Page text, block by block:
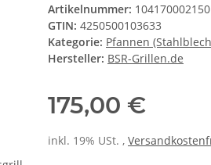
Artikelnummer: 104170002150
GTIN: 4250500103633
Kategorie: Pfannen
Hersteller: BSR-Grillen.de
175,00 €
inkl. 19% USt. ,